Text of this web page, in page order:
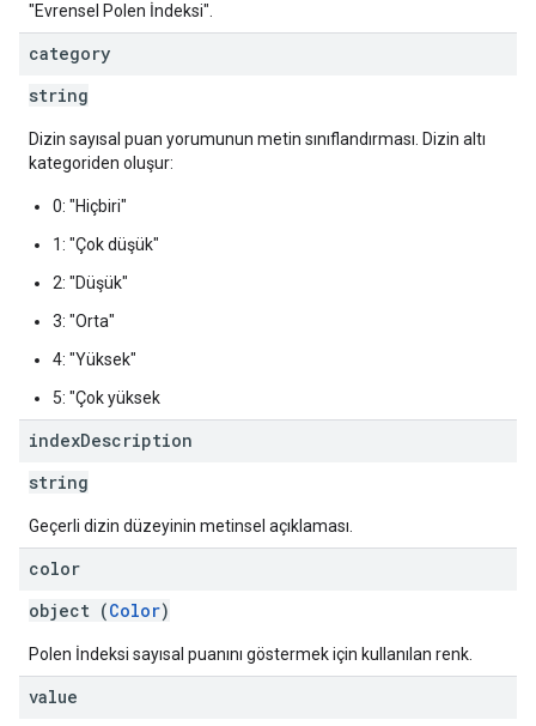
"Evrensel Polen İndeksi".
category
string
Dizin sayısal puan yorumunun metin sınıflandırması. Dizin altı
kategoriden oluşur:
0: "Hiçbiri"
1: "Çok düşük"
2: "Düşük"
3: "Orta"
4: "Yüksek"
5: "Çok yüksek
indexDescription
string
Geçerli dizin düzeyinin metinsel açıklaması.
color
object (Color)
Polen İndeksi sayısal puanını göstermek için kullanılan renk.
value